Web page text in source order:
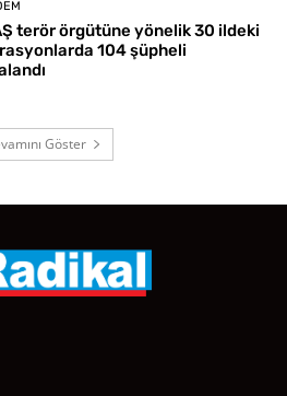
terör örgütüne yönelik 30 ildeki
104 şüpheli
Göster